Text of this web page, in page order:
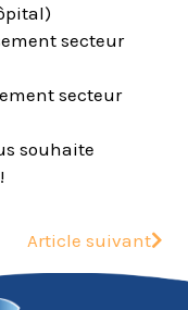
secteur
secteur
souhaite
Article suivant